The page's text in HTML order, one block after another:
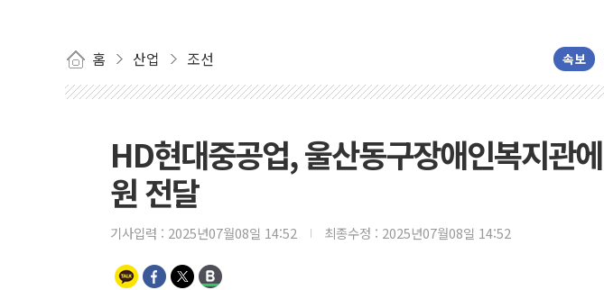
홈 산업 조선 속보
HD현대중공업, 울산동구장애인복지관
원 전달
기사입력 : 2025년07월08일 14:52 최종수정 : 2025년07월08일 14:52